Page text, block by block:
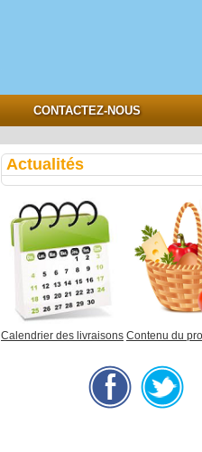
CONTACTEZ-NOUS
Actualités
Calendrier des livraisons Contenu du